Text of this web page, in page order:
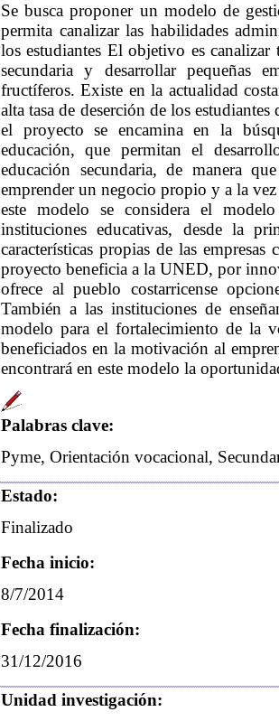
Se busca proponer un modelo de
permita canalizar las habilidades
los estudiantes El objetivo es
secundaria y desarrollar pequeñas
fructíferos. Existe en la actualidad
alta tasa de deserción de los
el proyecto se encamina en la
educación, que permitan el
educación secundaria, de manera
emprender un negocio propio y a la
este modelo se considera el
instituciones educativas, desde la
características propias de las
proyecto beneficia a la UNED, por
ofrece al pueblo costarricense
También a las instituciones de
modelo para el fortalecimiento de la
beneficiados en la motivación al
encontrará en este modelo la
Palabras clave:
Pyme, Orientación vocacional,
Estado:
Finalizado
Fecha inicio:
8/7/2014
Fecha finalización:
31/12/2016
Unidad investigación: